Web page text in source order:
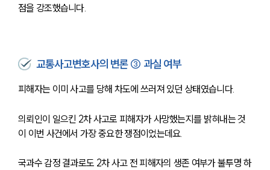
점을 강조했습니다.
교통사고변호사의 변론 ③ 과실 여부
피해자는 이미 사고를 당해 차도에 쓰러져 있던 상태였습니다.
의뢰인이 일으킨 2차 사고로 피해자가 사망했는지를 밝혀내는 것
이 이번 사건에서 가장 중요한 쟁점이었는데요.
국과수 감정 결과로도 2차 사고 전 피해자의 생존 여부가 불투명 하